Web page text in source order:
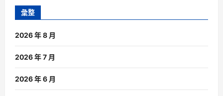
彙整
2026 年 8 月
2026 年 7 月
2026 年 6 月